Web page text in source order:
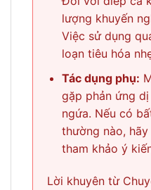
lượng khuyến
Việc sử dụng
loạn tiêu hóa
Tác dụng phụ:
gặp phản ứng
ngứa. Nếu có
thường nào,
tham khảo ý
Lời khuyên từ